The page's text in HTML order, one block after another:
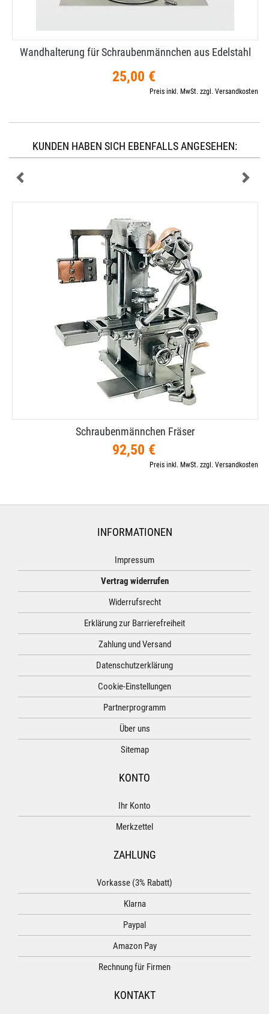
Wandhalterung für Schraubenmännchen aus Edelstahl
25,00 €
Preis inkl. MwSt. zzgl. Versandkosten
KUNDEN HABEN SICH EBENFALLS ANGESEHEN:
Schraubenmännchen Fräser
92,50 €
Preis inkl. MwSt. zzgl. Versandkosten
INFORMATIONEN
Impressum
Vertrag widerrufen
Widerrufsrecht
Erklärung zur Barrierefreiheit
Zahlung und Versand
Datenschutzerklärung
Cookie-Einstellungen
Partnerprogramm
Über uns
Sitemap
KONTO
Ihr Konto
Merkzettel
ZAHLUNG
Vorkasse (3% Rabatt)
Klarna
Paypal
Amazon Pay
Rechnung für Firmen
KONTAKT